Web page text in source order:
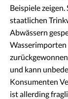
Beispiele
staatlichen
Abwässern
Wasserimporten
und kann
Konsumenten
ist allerding